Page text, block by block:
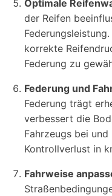
Optimale
der Reifen
korrekte
Federung zu
Federung und
Federung trägt
verbessert die
Fahrzeugs bei
Kontrollverlust in
Fahrweise